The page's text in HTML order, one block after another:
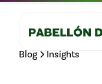
Blog Insights